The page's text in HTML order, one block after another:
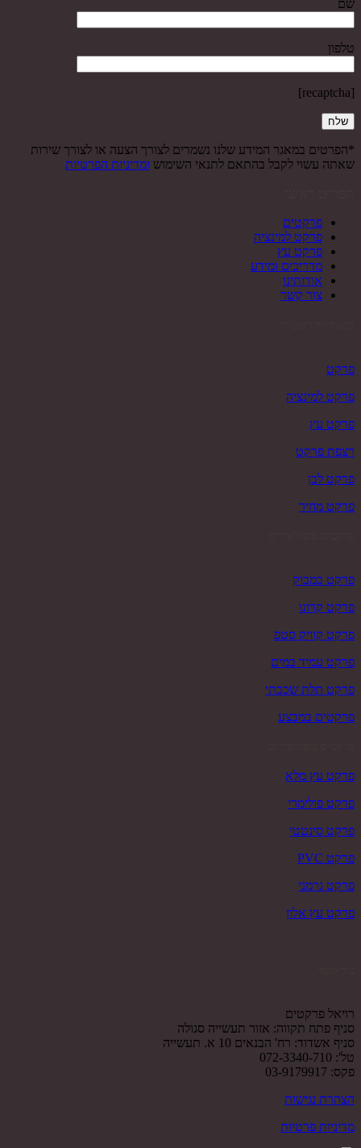
שם
טלפון
[recaptcha]
*הפרטים במאגר המידע שלנו נשמרים לצורך הצעה או לצורך שירות
שאתה עשוי לקבל בהתאם לתנאי השימוש ומדיניות הפרטיות
פרקטים
פרקט למינציה
פרקט עץ
מדריכים ומידע
אודותינו
צור קשר
פרקט
פרקט למינציה
פרקט עץ
רצפת פרקט
פרקט לבן
פרקט מחיר
פרקט במבוק
פרקט קרונו
פרקט קוויק סטפ
פרקט עמיד במים
פרקט תלת שכבתי
פרקטים במבצע
פרקט עץ מלא
פרקט פולימרי
פרקט סינטטי
פרקט PVC
פרקט גרמני
פרקט עץ אלון
רויאל פרקטים
סניף פתח תקווה: אזור תעשייה סגולה
סניף אשדוד: רח' הבנאים 10 א. תעשייה
טל': 072-3340-710
פקס: 03-9179917
הצהרת נגישות
מדיניות פרטיות